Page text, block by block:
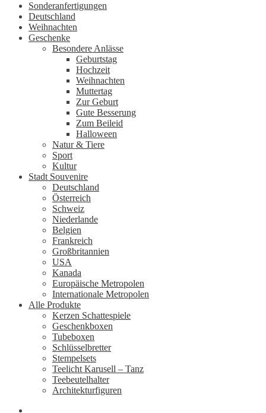
Sonderanfertigungen
Deutschland
Weihnachten
Geschenke
Besondere Anlässe
Geburtstag
Hochzeit
Weihnachten
Muttertag
Zur Geburt
Gute Besserung
Zum Beileid
Halloween
Natur & Tiere
Sport
Kultur
Stadt Souvenire
Deutschland
Österreich
Schweiz
Niederlande
Belgien
Frankreich
Großbritannien
USA
Kanada
Europäische Metropolen
Internationale Metropolen
Alle Produkte
Kerzen Schattespiele
Geschenkboxen
Tubeboxen
Schlüsselbretter
Stempelsets
Teelicht Karusell – Tanz
Teebeutelhalter
Architekturfiguren